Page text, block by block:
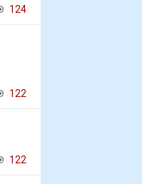
124
122
122